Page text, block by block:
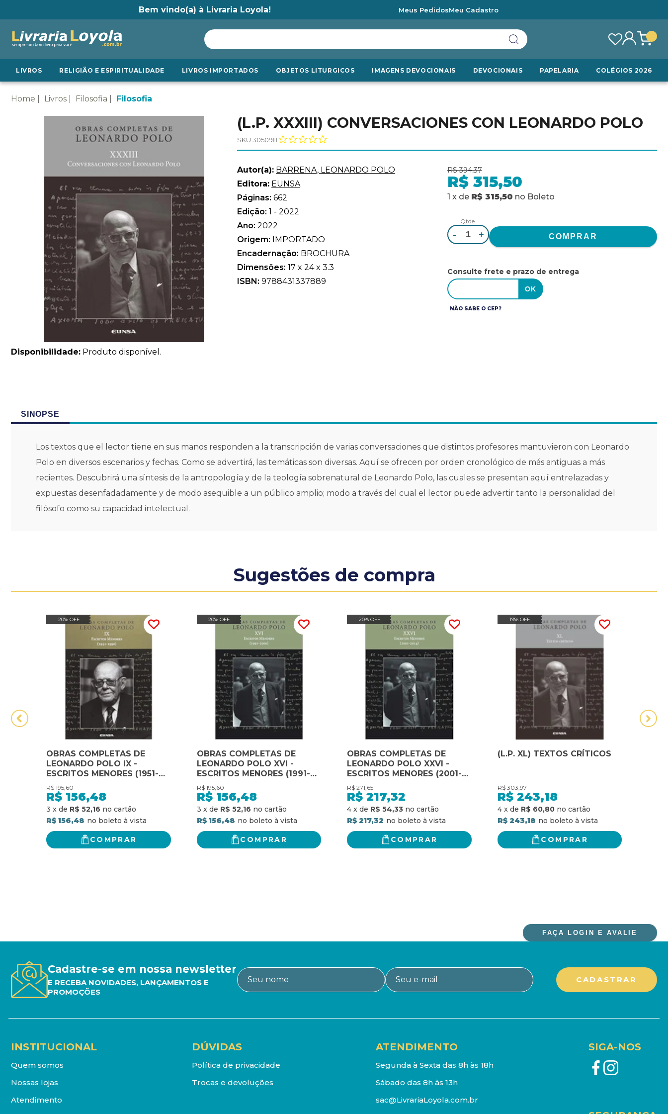
Bem vindo(a) à Livraria Loyola! Meus PedidosMeu Cadastro
LIVROS RELIGIÃO E ESPIRITUALIDADE LIVROS IMPORTADOS OBJETOS LITURGICOS IMAGENS DEVOCIONAIS DEVOCIONAIS PAPELARIA COLÉGIOS 2026
Home Livros Filosofia Filosofia
Disponibilidade: Produto disponível.
(L.P. XXXIII) CONVERSACIONES CON LEONARDO POLO
SKU 305098
Autor(a): BARRENA, LEONARDO POLO
Editora: EUNSA
Páginas: 662
Edição: 1 - 2022
Ano: 2022
Origem: IMPORTADO
Encadernação: BROCHURA
Dimensões: 17 x 24 x 3.3
ISBN: 9788431337889
R$ 394,37
R$ 315,50
1 x de R$ 315,50 no Boleto
Qtde.
- +
Consulte frete e prazo de entrega
NÃO SABE O CEP?
SINOPSE
Los textos que el lector tiene en sus manos responden a la transcripción de varias conversaciones que distintos profesores mantuvieron con Leonardo
Polo en diversos escenarios y fechas. Como se advertirá, las temáticas son diversas. Aquí se ofrecen por orden cronológico de más antiguas a más
recientes. Descubrirá una síntesis de la antropología y de la teología sobrenatural de Leonardo Polo, las cuales se presentan aquí entrelazadas y
expuestas desenfadadamente y de modo asequible a un público amplio; modo a través del cual el lector puede advertir tanto la personalidad del
filósofo como su capacidad intelectual.
Sugestões de compra
20% OFF
OBRAS COMPLETAS DE
LEONARDO POLO IX -
ESCRITOS MENORES (1951-
1990)
R$ 195,60
R$ 156,48
3 x de R$ 52,16
R$ 156,48
COMPRAR
20% OFF
OBRAS COMPLETAS DE
LEONARDO POLO XVI -
ESCRITOS MENORES (1991-
2000)
R$ 195,60
R$ 156,48
3 x de R$ 52,16
R$ 156,48
COMPRAR
20% OFF
OBRAS COMPLETAS DE
LEONARDO POLO XXVI -
ESCRITOS MENORES (2001-
2014)
R$ 271,65
R$ 217,32
4 x de R$ 54,33
R$ 217,32
COMPRAR
19% OFF
(L.P. XL) TEXTOS CRÍTICOS
R$ 303,97
R$ 243,18
4 x de R$ 60,80
R$ 243,18
COMPRAR
FAÇA LOGIN E AVALIE
Cadastre-se em nossa newsletter
E RECEBA NOVIDADES, LANÇAMENTOS E
PROMOÇÕES
INSTITUCIONAL
Quem somos
Nossas lojas
Atendimento
DÚVIDAS
Política de privacidade
Trocas e devoluções
ATENDIMENTO
Segunda à Sexta das 8h às 18h
Sábado das 8h às 13h
sac@LivrariaLoyola.com.br
SIGA-NOS